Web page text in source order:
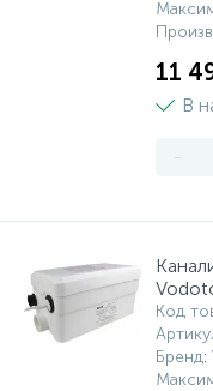
Фильтры под
11
В
-
Код
Бренд: